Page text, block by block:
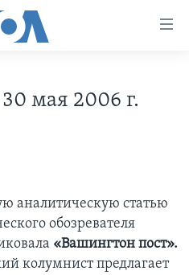
мая 2006 г.
аналитическую статью
обозревателя
«Вашингтон пост».
колумнист предлагает